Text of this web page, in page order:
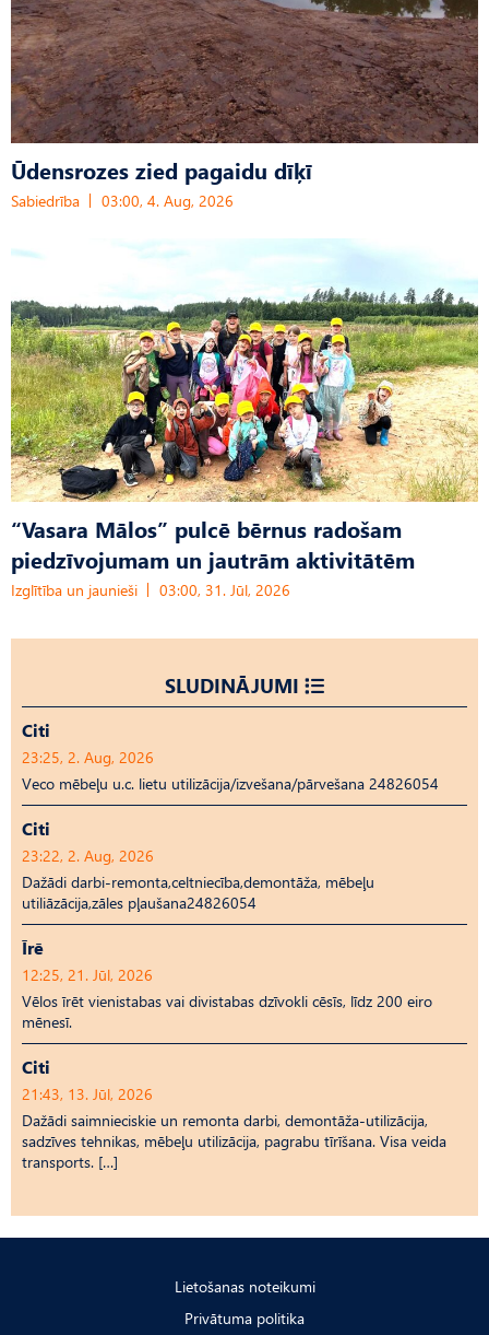
Ūdensrozes zied pagaidu dīķī
Sabiedrība 03:00, 4. Aug, 2026
“Vasara Mālos” pulcē bērnus radošam
piedzīvojumam un jautrām aktivitātēm
Izglītība un jaunieši 03:00, 31. Jūl, 2026
SLUDINĀJUMI
Citi
23:25, 2. Aug, 2026
Veco mēbeļu u.c. lietu utilizācija/izvešana/pārvešana 24826054
Citi
23:22, 2. Aug, 2026
Dažādi darbi-remonta,celtniecība,demontāža, mēbeļu
utiliāzācija,zāles pļaušana24826054
Īrē
12:25, 21. Jūl, 2026
Vēlos īrēt vienistabas vai divistabas dzīvokli cēsīs, līdz 200 eiro
mēnesī.
Citi
21:43, 13. Jūl, 2026
Dažādi saimnieciskie un remonta darbi, demontāža-utilizācija,
sadzīves tehnikas, mēbeļu utilizācija, pagrabu tīrīšana. Visa veida
transports. […]
Lietošanas noteikumi
Privātuma politika